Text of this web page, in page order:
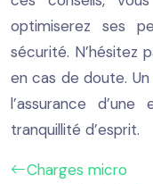
optimiserez ses
sécurité. N’hésitez
en cas de doute.
l’assurance
tranquillité d’esprit.
Charges micro